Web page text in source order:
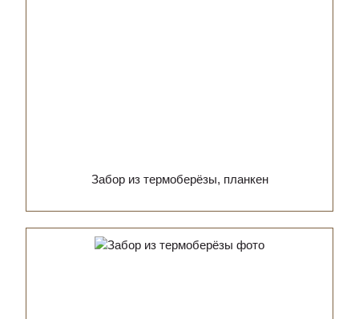
Забор из термоберёзы, планкен